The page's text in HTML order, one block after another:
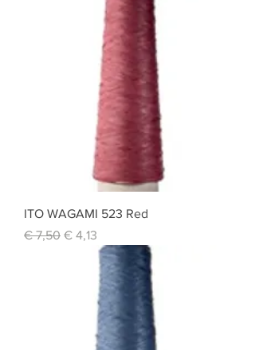
ITO WAGAMI 523 Red
Standardpreis
€ 7,50 Sale-Preis
€ 4,13